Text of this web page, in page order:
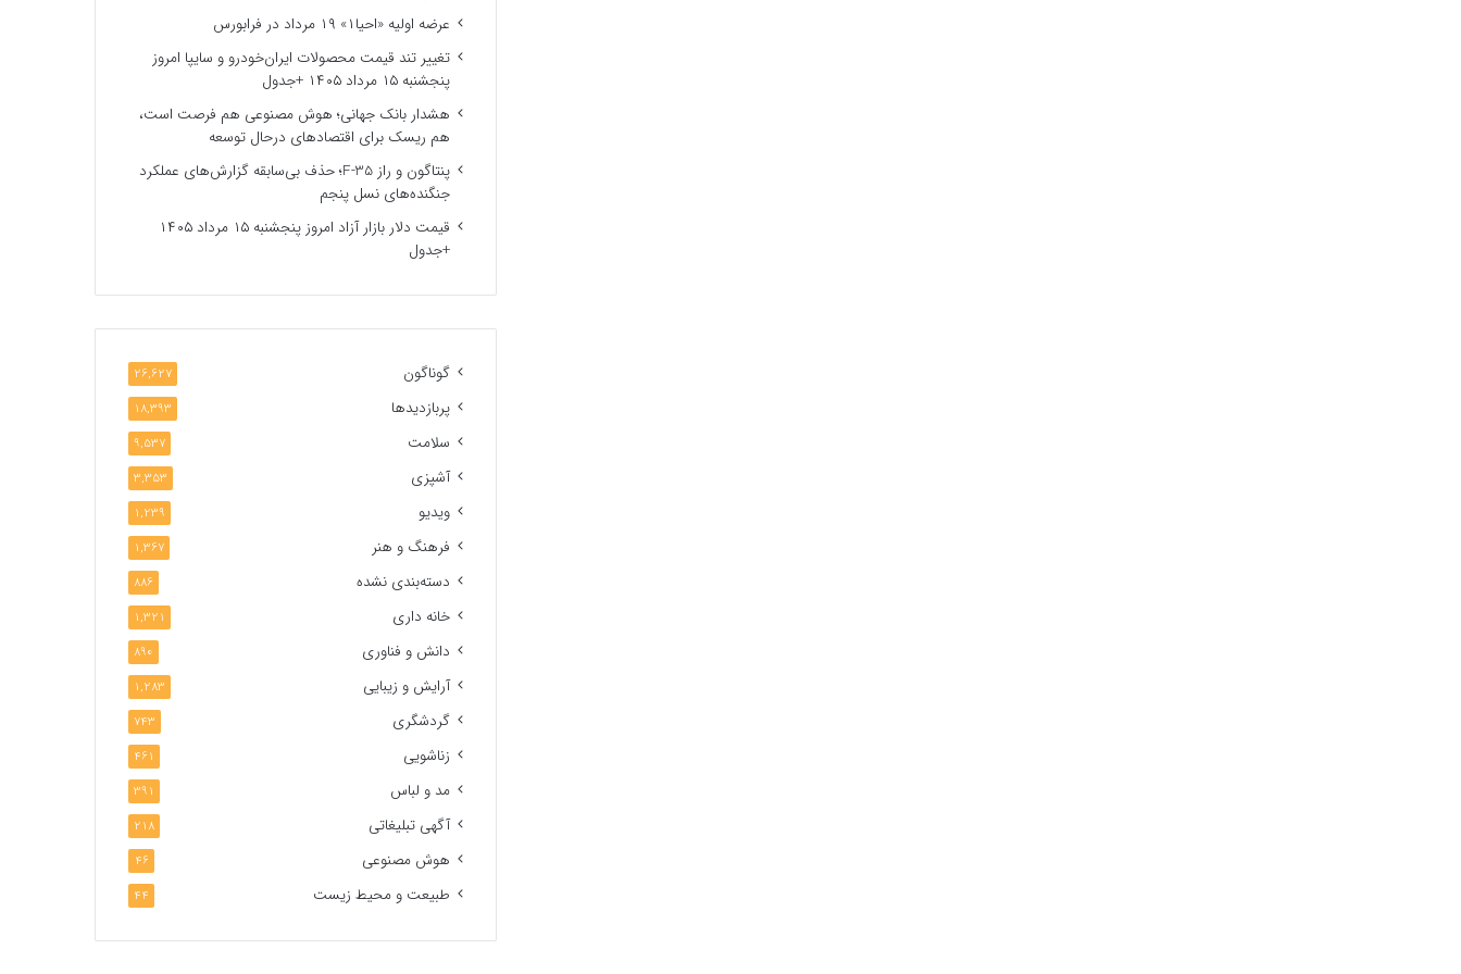
عرضه اولیه «احیا۱» ۱۹ مرداد در فرابورس
تغییر تند قیمت محصولات ایران‌خودرو و سایپا امروز
پنجشنبه ۱۵ مرداد ۱۴۰۵ +جدول
هشدار بانک جهانی؛ هوش مصنوعی هم فرصت است،
هم ریسک برای اقتصادهای درحال توسعه
پنتاگون و راز F-35؛ حذف بی‌سابقه گزارش‌های عملکرد
جنگنده‌های نسل پنجم
قیمت دلار بازار آزاد امروز پنجشنبه ۱۵ مرداد ۱۴۰۵
+جدول
گوناگون 26,627
پربازدیدها 18,393
سلامت 9,537
آشپزی 3,353
ویدیو 1,239
فرهنگ و هنر 1,367
دسته‌بندی نشده 886
خانه داری 1,321
دانش و فناوری 890
آرایش و زیبایی 1,283
گردشگری 743
زناشویی 461
مد و لباس 391
آگهی تبلیغاتی 218
هوش مصنوعی 46
طبیعت و محیط زیست 44